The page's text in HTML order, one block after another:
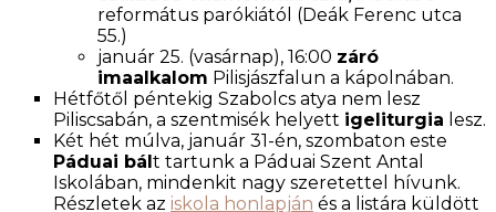
református parókiától (Deák Ferenc utca
55.)
január 25. (vasárnap), 16:00 záró
imaalkalom Pilisjászfalun a kápolnában.
Hétfőtől péntekig Szabolcs atya nem lesz
Piliscsabán, a szentmisék helyett igeliturgia lesz.
Két hét múlva, január 31-én, szombaton este
Páduai bál t tartunk a Páduai Szent Antal
Iskolában, mindenkit nagy szeretettel hívunk.
Részletek az iskola honlapján és a listára küldött